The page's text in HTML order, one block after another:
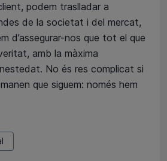
podem traslladar a
de la societat i del mercat,
d’assegurar-nos que tot el que
amb la màxima
No és res complicat si
que siguem: només hem